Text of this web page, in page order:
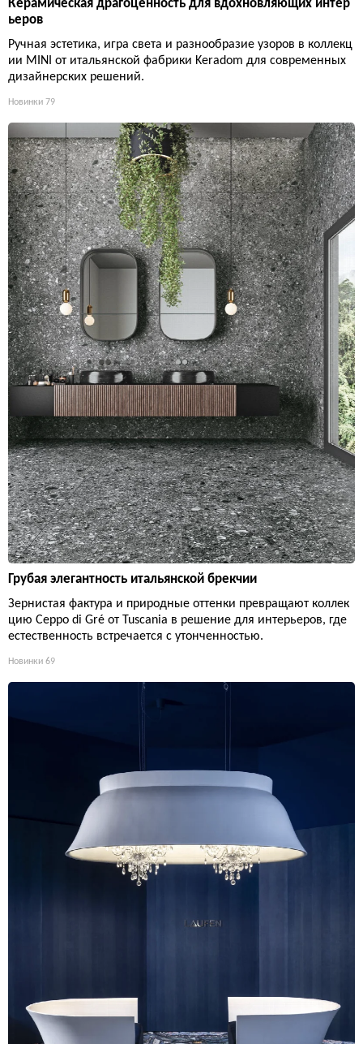
Керамическая драгоценность для вдохновляющих интер
ьеров
Ручная эстетика, игра света и разнообразие узоров в коллекц
ии MINI от итальянской фабрики Keradom для современных
дизайнерских решений.
Новинки 79
Грубая элегантность итальянской брекчии
Зернистая фактура и природные оттенки превращают коллек
цию Ceppo di Gré от Tuscania в решение для интерьеров, где
естественность встречается с утонченностью.
Новинки 69